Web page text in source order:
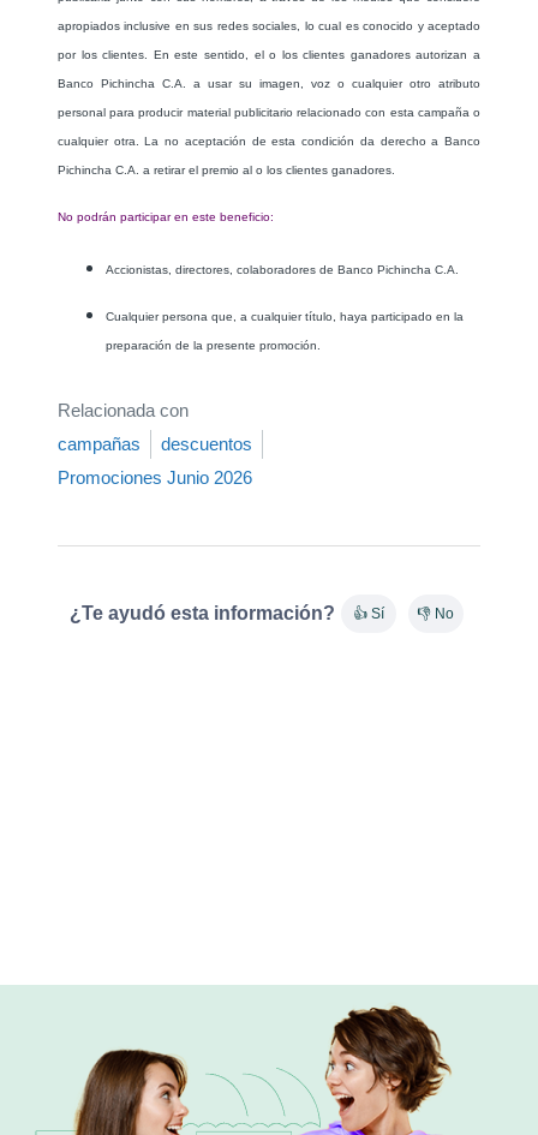
apropiados inclusive en sus redes sociales, lo cual es conocido y aceptado
por los clientes. En este sentido, el o los clientes ganadores autorizan a
Banco Pichincha C.A. a usar su imagen, voz o cualquier otro atributo
personal para producir material publicitario relacionado con esta campaña o
cualquier otra. La no aceptación de esta condición da derecho a Banco
Pichincha C.A. a retirar el premio al o los clientes ganadores.
No podrán participar en este beneficio:
Accionistas, directores, colaboradores de Banco Pichincha C.A.
Cualquier persona que, a cualquier título, haya participado en la
preparación de la presente promoción.
Relacionada con
campañas
descuentos
Promociones Junio 2026
¿Te ayudó esta información? 👍 Sí 👎 No